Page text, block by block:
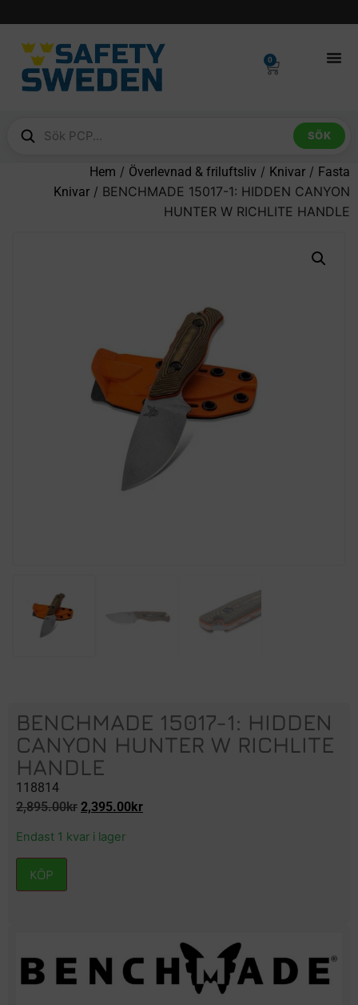
0
SÖK
Hem / Överlevnad & friluftsliv / Knivar / Fasta
Knivar / BENCHMADE 15017-1: HIDDEN CANYON
HUNTER W RICHLITE HANDLE
BENCHMADE 15017-1: HIDDEN
CANYON HUNTER W RICHLITE
HANDLE
118814
2,895.00kr 2,395.00kr
Endast 1 kvar i lager
KÖP